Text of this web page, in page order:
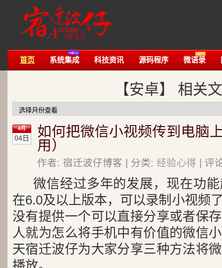
首页 系统集成 科技资讯 源码程序 微语录
【安卓】 相关
4月
04日
如何把微信小视频传到电脑
用）
作者: 宿迁波仔博客 | 分类: 经验心得 | 评
微信经过多年的发展，现在功
在6.0及以上版本，可以录制小视频
没有提供一个可以直接分享或者保
人就为怎么将手机中有价值的微信
天宿迁波仔为大家分享三种方法将